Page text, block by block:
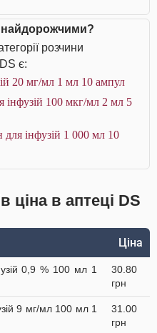
найдорожчими?
розчини
є:
20 мг/мл 1 мл 10 ампул
інфузій 100 мкг/мл 2 мл 5
інфузій 1 000 мл 10
ціна в аптеці DS
Ціна
0,9 % 100 мл 1
30.80
грн
9 мг/мл 100 мл 1
31.00
грн